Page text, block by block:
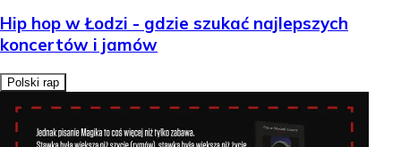
Hip hop w Łodzi - gdzie szukać najlepszych
koncertów i jamów
Polski rap